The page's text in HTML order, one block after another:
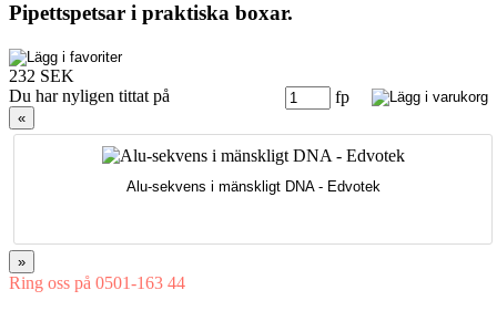
Pipettspetsar i praktiska boxar.
232 SEK
fp
Du har nyligen tittat på
«
Alu-sekvens i mänskligt DNA - Edvotek
»
Ring oss på 0501-163 44